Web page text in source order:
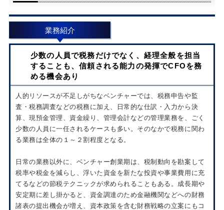
業務紹介
少数の人員で税務だけでなく、経理全般を担当
することも、信頼される能力の発揮でCFOを務
める機会あり
人的リソースが不足しがちなベンチャーでは、税務申告や監
査・税務調査などの税務に加え、日常的な仕訳・入力から決
算、現預金管理、資金繰り、管理会計などの管理業務を、ごく
少数の人員に一任されるケースも多い。そのなかで税務に関わ
る業務は全体の１～２割程度となる。
日常の業務以外に、ベンチャー創業期は、税制動向を勘案して
税率や税金を減らし、浮いた資金を新たな投資や事業費用に充
てるなどの節税テクニックが求められることもある。成長期や
安定期に差し掛かると、資金調達のため金融機関などへの財務
諸表の提出機会が増え、資本政策を含む財務戦略の立案にもコ